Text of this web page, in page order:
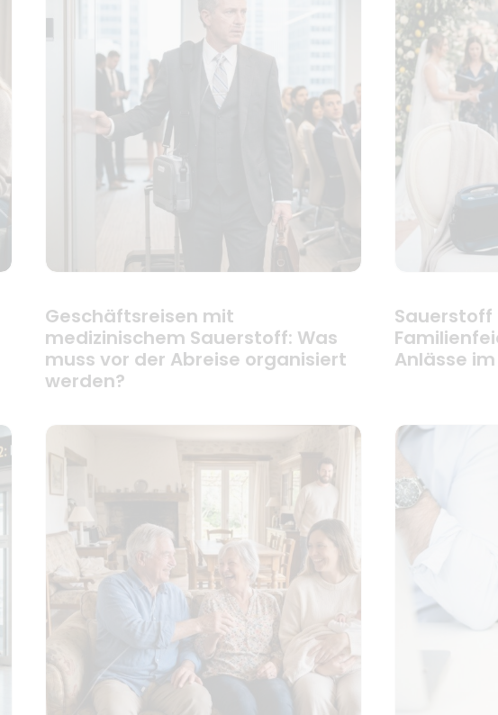
Geschäftsreisen mit
medizinischem Sauerstoff: Was
muss vor der Abreise organisiert
werden?
Sauerstoff
Anlässe